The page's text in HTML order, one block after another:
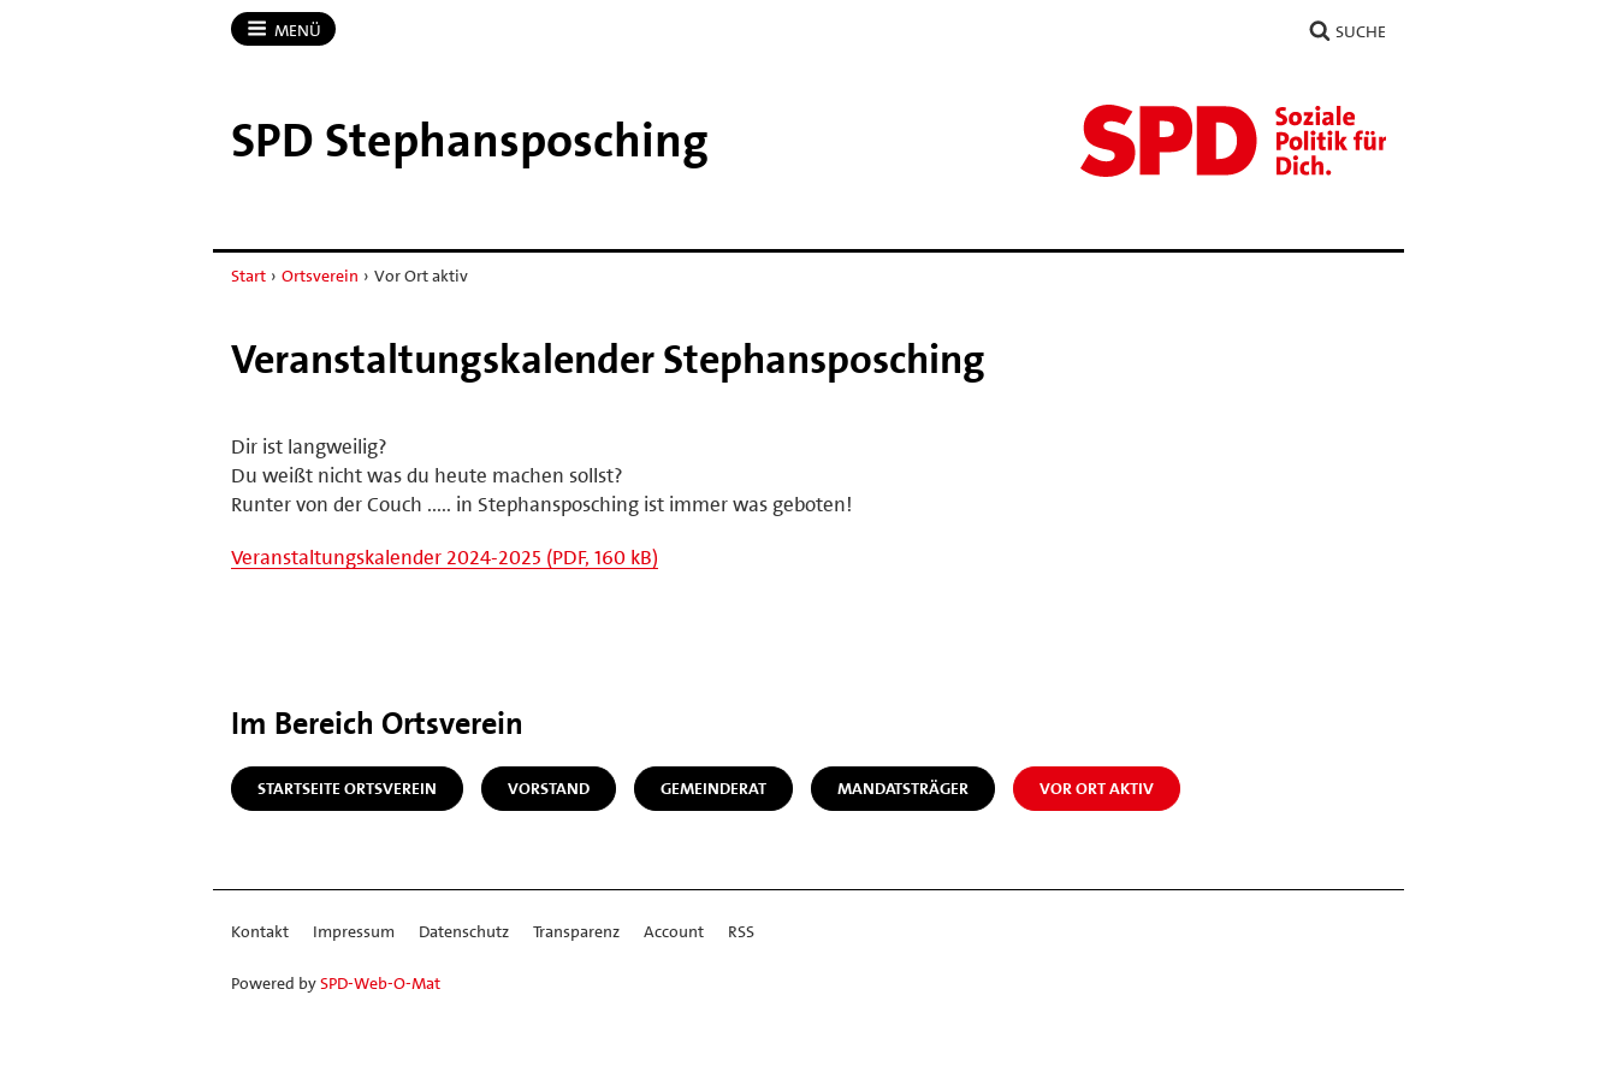
MENÜ SUCHE
SPD Stephansposching
Start › Ortsverein › Vor Ort aktiv
Veranstaltungskalender Stephansposching
Dir ist langweilig?
Du weißt nicht was du heute machen sollst?
Runter von der Couch ..... in Stephansposching ist immer was geboten!
Veranstaltungskalender 2024-2025 (PDF, 160 kB)
Im Bereich Ortsverein
STARTSEITE ORTSVEREIN VORSTAND GEMEINDERAT MANDATSTRÄGER VOR ORT AKTIV
Kontakt Impressum Datenschutz Transparenz Account RSS
Powered bySPD-Web-O-Mat